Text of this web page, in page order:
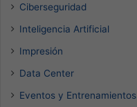
Ciberseguridad
Inteligencia Artificial
Impresión
Data Center
Eventos y Entrenamientos